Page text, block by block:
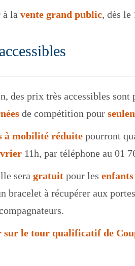
à la vente grand public, dès le
des prix très accessibles
de compétition pour
à mobilité réduite pourront
11h, par téléphone au 01
sera gratuit pour les
bracelet à récupérer aux
sur le tour qualificatif de